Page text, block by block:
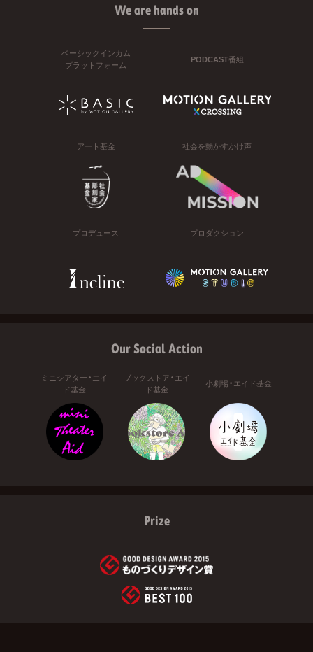
We are hands on
ベーシックインカム
プラットフォーム
PODCAST番組
アート基金 社会を動かすかけ声
プロデュース プロダクション
Our Social Action
ミニシアター・エイ
ド基金
ブックストア・エイ
ド基金
小劇場・エイド基金
Prize